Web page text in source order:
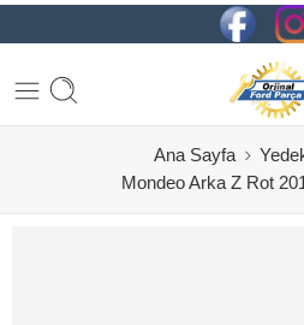
Ana Sayfa
Mondeo Arka Z Rot